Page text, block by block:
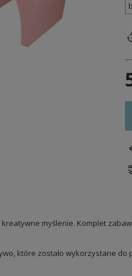
myślenie. Komplet
które zostało wykorzystane